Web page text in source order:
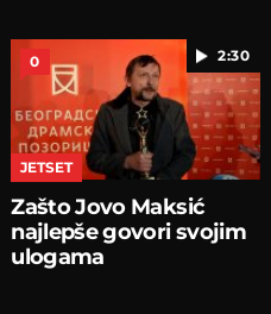
2:30
0
JETSET
Zašto Jovo Maksić
najlepše govori svojim
ulogama